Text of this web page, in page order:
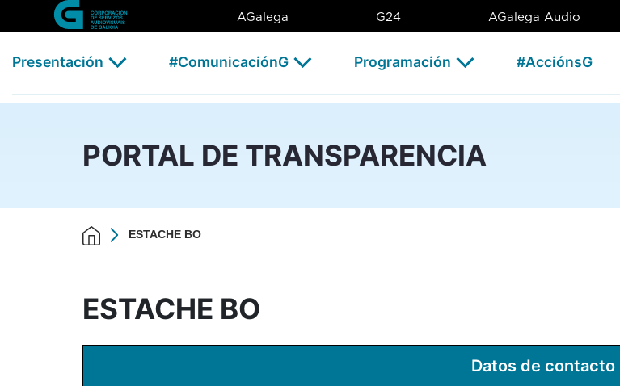
Skip to Main Content
ESTACHE BO - CSAGAGalega G24 AGalega Audio
Presentación #ComunicaciónG Programación #AcciónsG
PORTAL DE TRANSPARENCIA
ESTACHE BO
ESTACHE BO
Datos de contacto